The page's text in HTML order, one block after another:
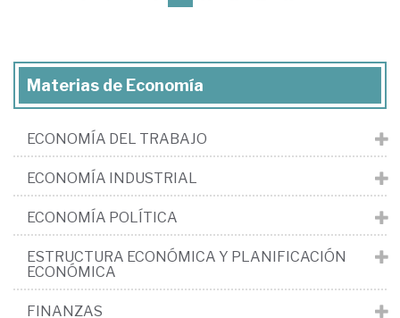
Materias de Economía
ECONOMÍA DEL TRABAJO
ECONOMÍA INDUSTRIAL
ECONOMÍA POLÍTICA
ESTRUCTURA ECONÓMICA Y PLANIFICACIÓN
ECONÓMICA
FINANZAS